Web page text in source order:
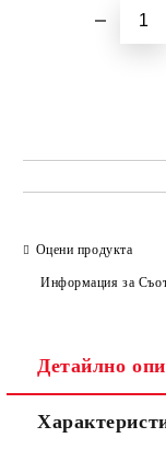
Оцени продукта
Информация за
Детайлно